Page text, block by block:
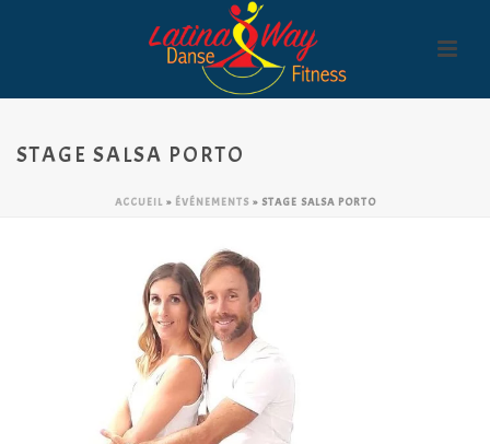
STAGE SALSA PORTO
ACCUEIL» ÉVÉNEMENTS» STAGE SALSA PORTO